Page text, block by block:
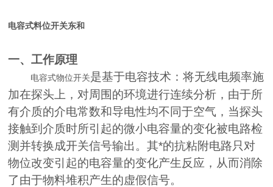
电容式料位开关东和
一、工作原理
电容式物位开关是基于电容技术：将无线电频率施
加在探头上，对周围的环境进行连续分析，由于所
有介质的介电常数和导电性均不同于空气，当探头
接触到介质时所引起的微小电容量的变化被电路检
测并转换成开关信号输出。其*的抗粘附电路只对
物位改变引起的电容量的变化产生反应，从而消除
了由于物料堆积产生的虚假信号。